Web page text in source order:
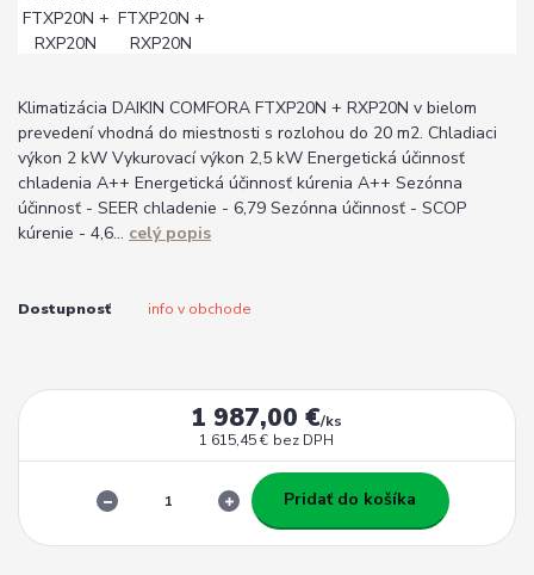
Klimatizácia DAIKIN COMFORA FTXP20N + RXP20N v bielom
prevedení vhodná do miestnosti s rozlohou do 20 m2. Chladiaci
výkon 2 kW Vykurovací výkon 2,5 kW Energetická účinnosť
chladenia A++ Energetická účinnosť kúrenia A++ Sezónna
účinnosť - SEER chladenie - 6,79 Sezónna účinnosť - SCOP
kúrenie - 4,6... celý popis
Dostupnosť info v obchode
1 987,00 €/ks
1 615,45 € bez DPH
Pridať do košíka